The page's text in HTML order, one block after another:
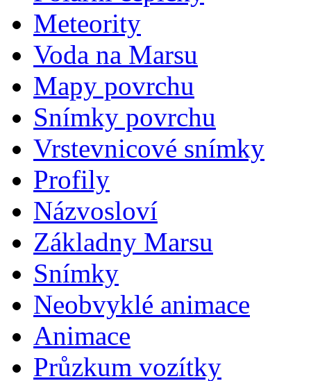
Meteority
Voda na Marsu
Mapy povrchu
Snímky povrchu
Vrstevnicové snímky
Profily
Názvosloví
Základny Marsu
Snímky
Neobvyklé animace
Animace
Průzkum vozítky